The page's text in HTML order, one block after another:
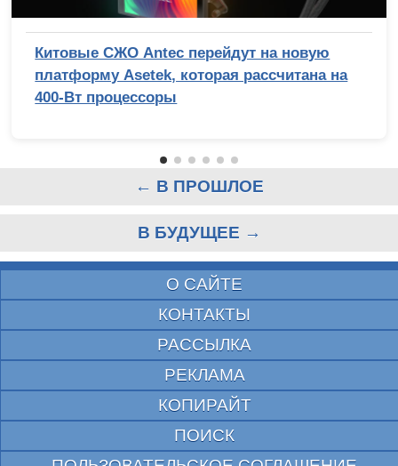
Китовые СЖО Antec перейдут на новую
платформу Asetek, которая рассчитана на
400-Вт процессоры
← В ПРОШЛОЕ
В БУДУЩЕЕ →
О САЙТЕ
КОНТАКТЫ
РАССЫЛКА
РЕКЛАМА
КОПИРАЙТ
ПОИСК